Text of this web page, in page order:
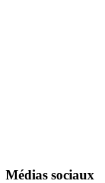
Médias sociaux